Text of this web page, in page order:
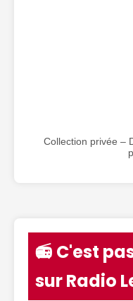
Collection privée –
📻 C'est
sur Radio